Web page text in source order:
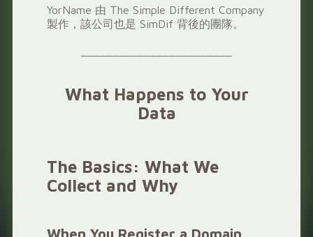
YorName 由 The Simple Different Company
製作，該公司也是 SimDif 背後的團隊。
What Happens to Your
Data
The Basics: What We
Collect and Why